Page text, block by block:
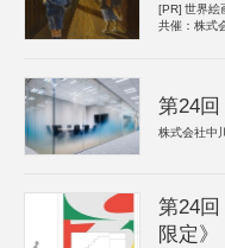
[PR] 世界絵
共催：株式
第24
株式会社中
第24
限定》